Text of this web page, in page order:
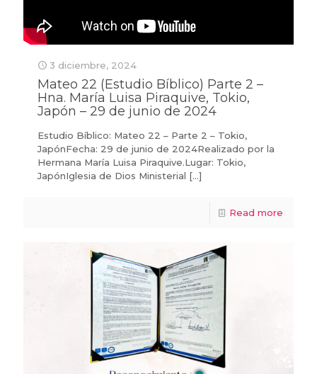
3 diciembre, 2024
Mateo 22 (Estudio Bíblico) Parte 2 –
Hna. María Luisa Piraquive, Tokio,
Japón – 29 de junio de 2024
Estudio Bíblico: Mateo 22 – Parte 2 – Tokio,
JapónFecha: 29 de junio de 2024Realizado por la
Hermana María Luisa Piraquive.Lugar: Tokio,
JapónIglesia de Dios Ministerial […]
Read more